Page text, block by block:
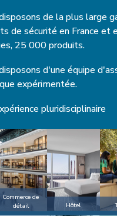
de la plus large
de sécurité en France et
25 000 produits.
d'une équipe
expérimentée.
pluridisciplinaire
Commerce de
détail
Hôtel